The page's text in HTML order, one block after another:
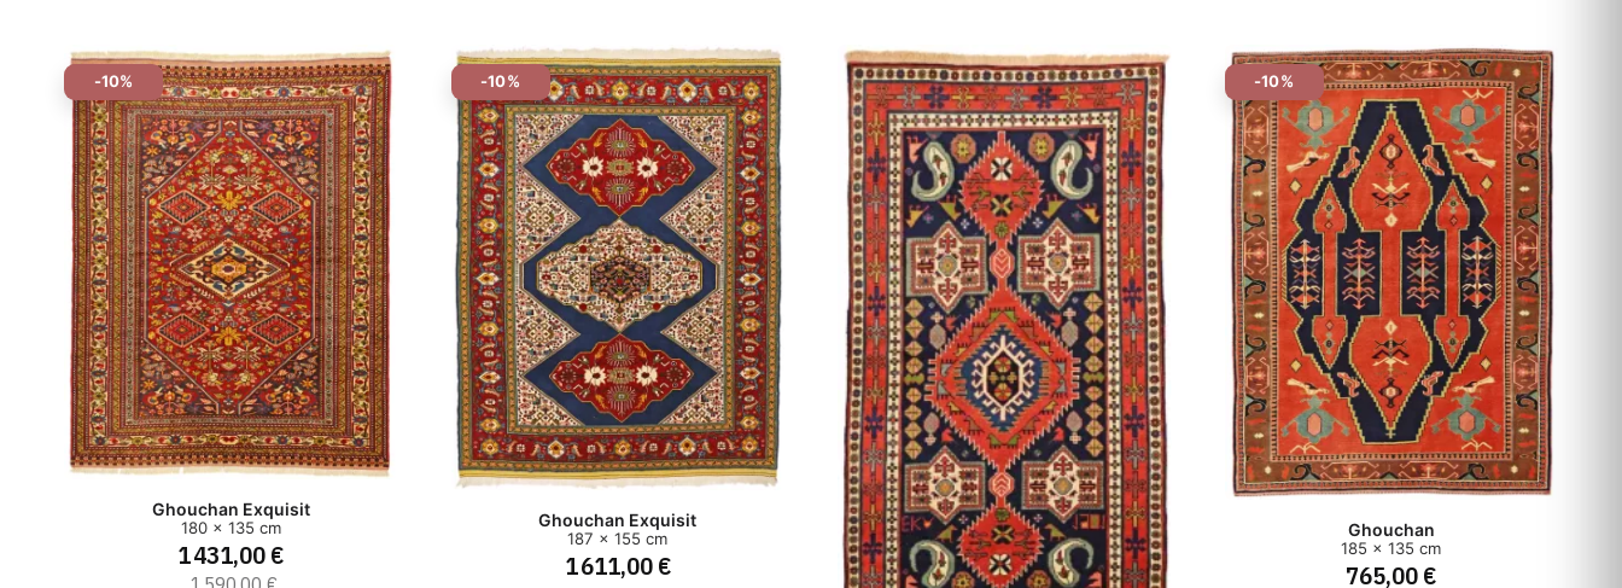
-10%
Ghouchan Exquisit
180 x 135 cm
1 431,00 €
-10%
Ghouchan Exquisit
187 x 155 cm
1 611,00 €
-10%
Ghouchan
185 x 135 cm
765,00 €